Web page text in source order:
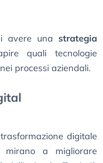
avere una strategia
quali tecnologie
processi aziendali.
digitale
a migliorare